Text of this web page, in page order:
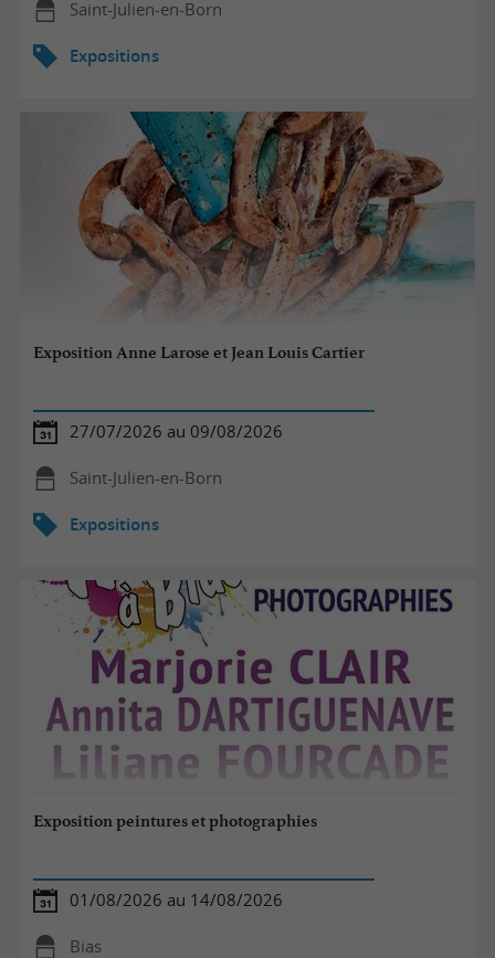
Saint-Julien-en-Born
Expositions
Exposition Anne Larose et Jean Louis Cartier
27/07/2026 au 09/08/2026
Saint-Julien-en-Born
Expositions
Exposition peintures et photographies
01/08/2026 au 14/08/2026
Bias